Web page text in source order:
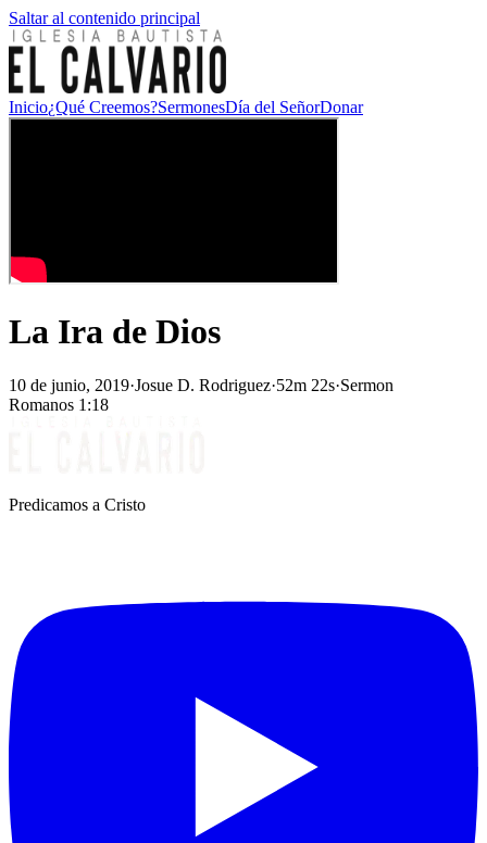
Saltar al contenido principal
Inicio¿Qué Creemos?SermonesDía del SeñorDonar
La Ira de Dios
10 de junio, 2019·Josue D. Rodriguez·52m 22s·Sermon
Romanos 1:18
Predicamos a Cristo